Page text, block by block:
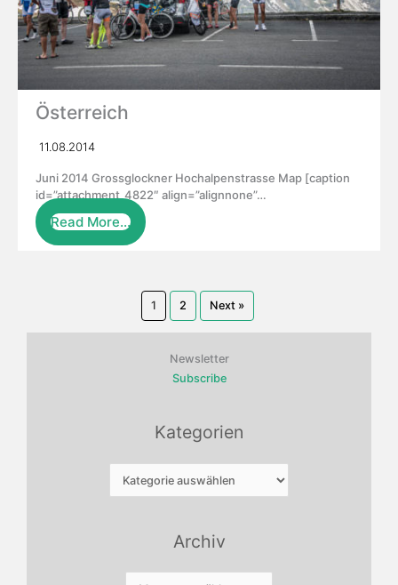
Österreich
11.08.2014
Juni 2014 Grossglockner Hochalpenstrasse Map [caption
id=”attachment_4822″ align=”alignnone”…
Read More…
1 2 Next »
Newsletter
Subscribe
Kategorien
Archiv